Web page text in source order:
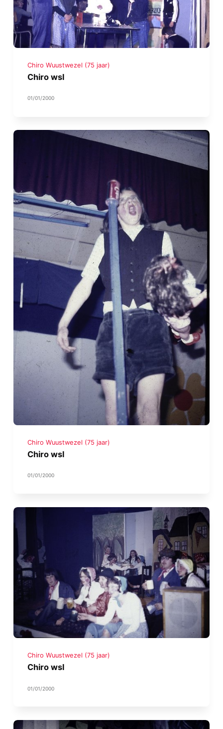
Chiro Wuustwezel (75 jaar)
Chiro wsl
01/01/2000
Chiro Wuustwezel (75 jaar)
Chiro wsl
01/01/2000
Chiro Wuustwezel (75 jaar)
Chiro wsl
01/01/2000